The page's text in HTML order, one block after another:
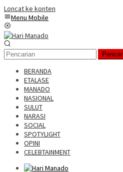
Loncat ke konten
Menu Mobile
BERANDA
ETALASE
MANADO
NASIONAL
SULUT
NARASI
SOCIAL
SPOTYLIGHT
OPINI
CELEBTAINMENT